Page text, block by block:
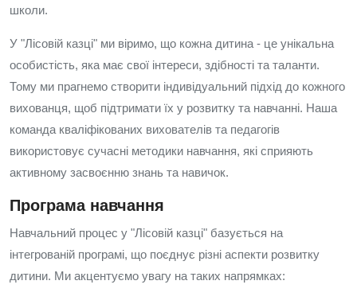
школи.
У "Лісовій казці" ми віримо, що кожна дитина - це унікальна
особистість, яка має свої інтереси, здібності та таланти.
Тому ми прагнемо створити індивідуальний підхід до кожного
вихованця, щоб підтримати їх у розвитку та навчанні. Наша
команда кваліфікованих вихователів та педагогів
використовує сучасні методики навчання, які сприяють
активному засвоєнню знань та навичок.
Програма навчання
Навчальний процес у "Лісовій казці" базується на
інтегрованій програмі, що поєднує різні аспекти розвитку
дитини. Ми акцентуємо увагу на таких напрямках: